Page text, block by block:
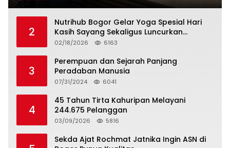
2
Nutrihub Bogor Gelar Yoga Spesial Hari
Kasih Sayang Sekaligus Luncurkan
Tropicana Slim Beras Porang Golden Ube
02/18/2026 6163
3
Perempuan dan Sejarah Panjang
Peradaban Manusia
07/31/2024 6041
4
45 Tahun Tirta Kahuripan Melayani
244.675 Pelanggan
03/09/2026 5816
Sekda Ajat Rochmat Jatnika Ingin ASN di